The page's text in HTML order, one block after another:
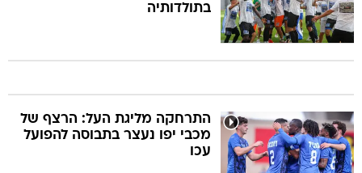
בתולדותיה
התרחקה מליגת העל: הרצף של
מכבי יפו נעצר בתבוסה להפועל
עכו